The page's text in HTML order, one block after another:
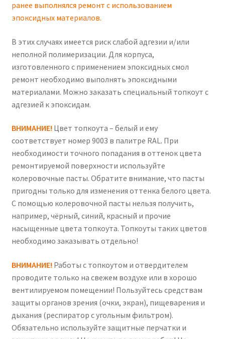
ранее выполнялся ремонт с использованием
эпоксидных материалов.
В этих случаях имеется риск слабой адгезии и/или
неполной полимеризации. Для корпуса,
изготовленного с применением эпоксидных смол
ремонт необходимо выполнять эпоксидными
материалами. Можно заказать специальный топкоут с
адгезией к эпоксидам.
ВНИМАНИЕ! Цвет топкоута – белый и ему
соответствует номер 9003 в палитре RAL. При
необходимости точного попадания в оттенок цвета
ремонтируемой поверхности используйте
колеровочные пасты. Обратите внимание, что пасты
пригодны только для изменения оттенка белого цвета.
С помощью колеровочной пасты нельзя получить,
например, чёрный, синий, красный и прочие
насыщенные цвета топкоута. Топкоуты таких цветов
необходимо заказывать отдельно!
ВНИМАНИЕ! Работы с топкоутом и отвердителем
проводите только на свежем воздухе или в хорошо
вентилируемом помещении! Пользуйтесь средствам
защиты органов зрения (очки, экран), пищеварения и
дыхания (респиратор с угольным фильтром).
Обязательно используйте защитные перчатки и